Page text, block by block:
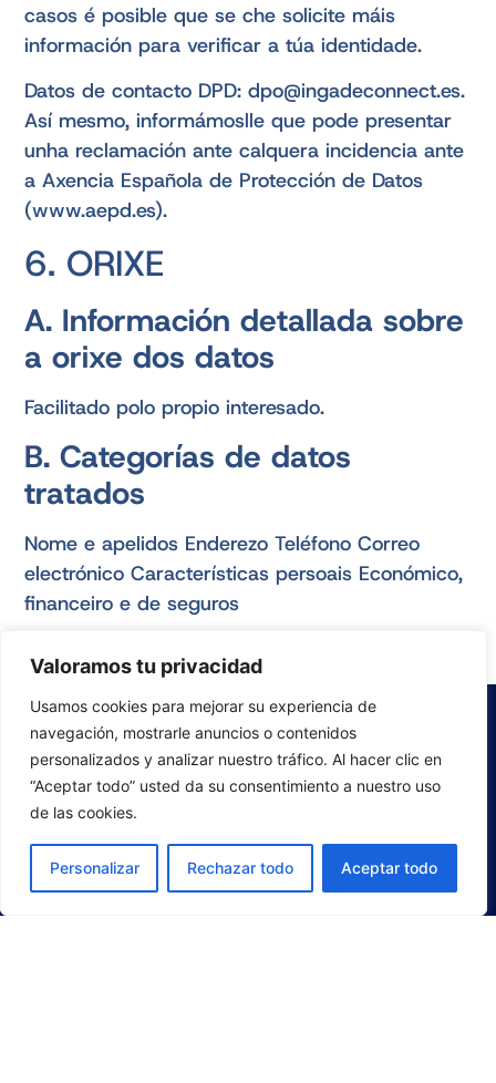
Valoramos tu privacidad
Usamos cookies para mejorar su experiencia de
navegación, mostrarle anuncios o contenidos
personalizados y analizar nuestro tráfico. Al hacer clic en
“Aceptar todo” usted da su consentimiento a nuestro uso
de las cookies.
Personalizar Rechazar todo Aceptar todo
casos é posible que se che solicite máis
información para verificar a túa identidade.
Datos de contacto DPD: dpo@ingadeconnect.es.
Así mesmo, informámoslle que pode presentar
unha reclamación ante calquera incidencia ante
a Axencia Española de Protección de Datos
(www.aepd.es).
6. ORIXE
A. Información detallada sobre
a orixe dos datos
Facilitado polo propio interesado.
B. Categorías de datos
tratados
Nome e apelidos Enderezo Teléfono Correo
electrónico Características persoais Económico,
financeiro e de seguros